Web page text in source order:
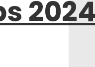
2024